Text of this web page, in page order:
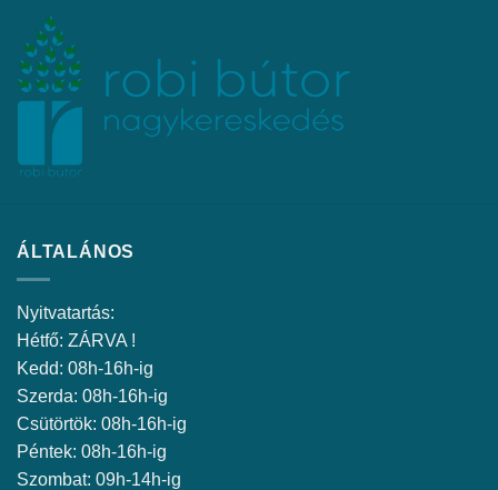
ÁLTALÁNOS
Nyitvatartás:
Hétfő: ZÁRVA !
Kedd: 08h-16h-ig
Szerda: 08h-16h-ig
Csütörtök: 08h-16h-ig
Péntek: 08h-16h-ig
Szombat: 09h-14h-ig